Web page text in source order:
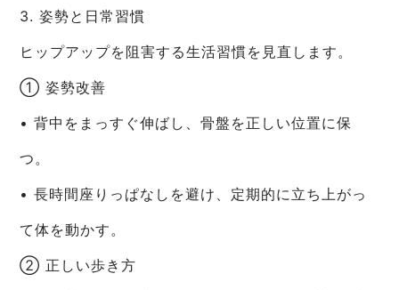
3. 姿勢と日常習慣
ヒップアップを阻害する生活習慣を見直します。
① 姿勢改善
• 背中をまっすぐ伸ばし、骨盤を正しい位置に保
つ。
• 長時間座りっぱなしを避け、定期的に立ち上がっ
て体を動かす。
② 正しい歩き方